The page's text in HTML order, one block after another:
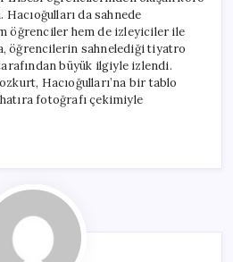
da sahnede
öğrenciler hem de izleyiciler ile
öğrencilerin sahnelediği tiyatro
büyük ilgiyle izlendi.
Hacıoğulları’na bir tablo
fotoğrafı çekimiyle